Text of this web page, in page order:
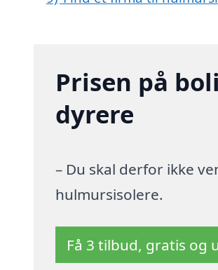
Prisen på
dyrere
– Du skal derfor ikke
hulmursisolere.
Få 3 tilbud, gratis og